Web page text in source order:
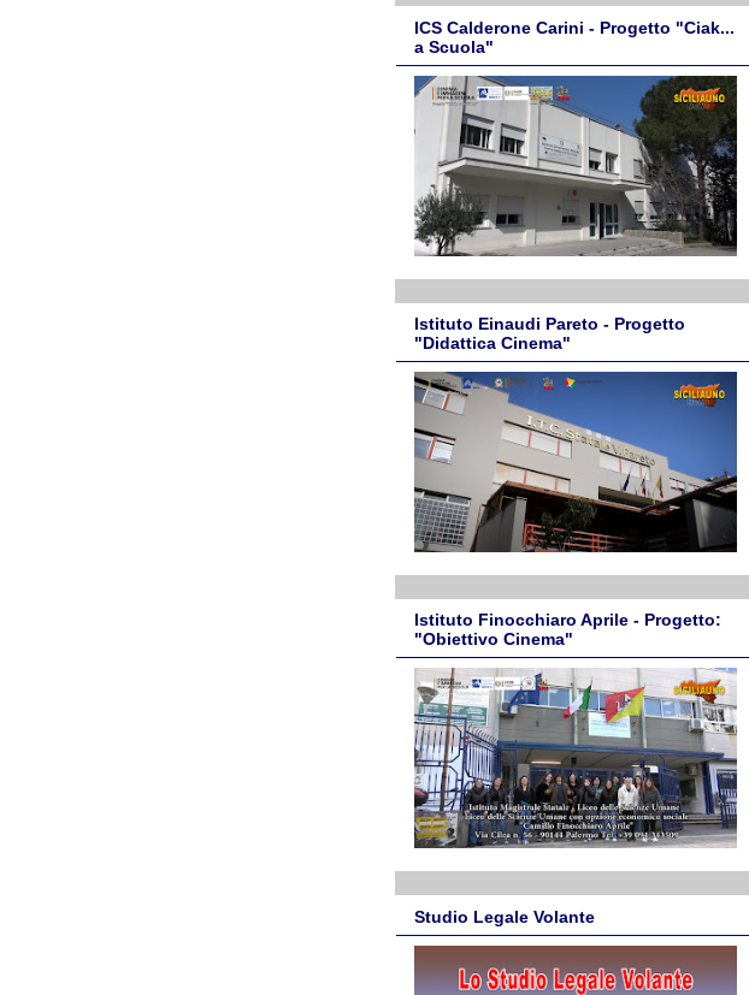
ICS Calderone Carini - Progetto "Ciak...
a Scuola"
Istituto Einaudi Pareto - Progetto
"Didattica Cinema"
Istituto Finocchiaro Aprile - Progetto:
"Obiettivo Cinema"
Studio Legale Volante